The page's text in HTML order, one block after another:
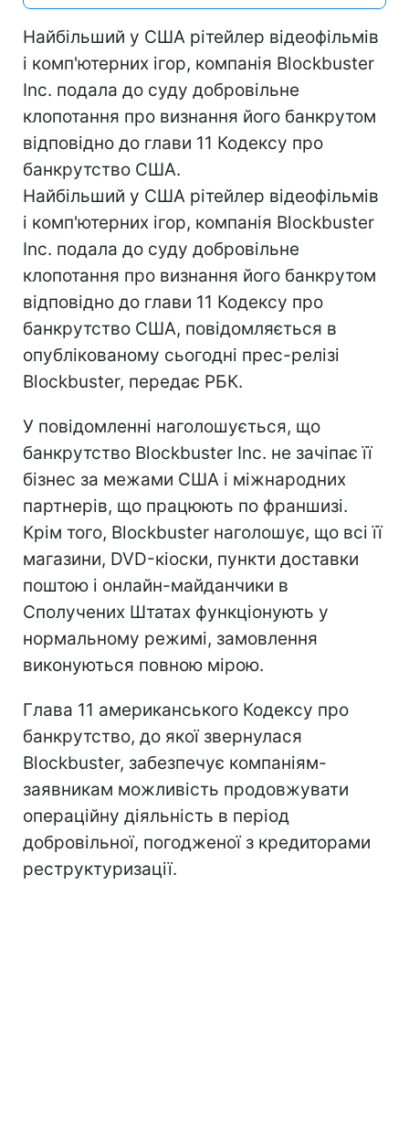
Найбільший у США рітейлер відеофільмів
і комп'ютерних ігор, компанія Blockbuster
Inc. подала до суду добровільне
клопотання про визнання його банкрутом
відповідно до глави 11 Кодексу про
банкрутство США.
Найбільший у США рітейлер відеофільмів
і комп'ютерних ігор, компанія Blockbuster
Inc. подала до суду добровільне
клопотання про визнання його банкрутом
відповідно до глави 11 Кодексу про
банкрутство США, повідомляється в
опублікованому сьогодні прес-релізі
Blockbuster, передає РБК.
У повідомленні наголошується, що
банкрутство Blockbuster Inc. не зачіпає її
бізнес за межами США і міжнародних
партнерів, що працюють по франшизі.
Крім того, Blockbuster наголошує, що всі її
магазини, DVD-кіоски, пункти доставки
поштою і онлайн-майданчики в
Сполучених Штатах функціонують у
нормальному режимі, замовлення
виконуються повною мірою.
Глава 11 американського Кодексу про
банкрутство, до якої звернулася
Blockbuster, забезпечує компаніям-
заявникам можливість продовжувати
операційну діяльність в період
добровільної, погодженої з кредиторами
реструктуризації.